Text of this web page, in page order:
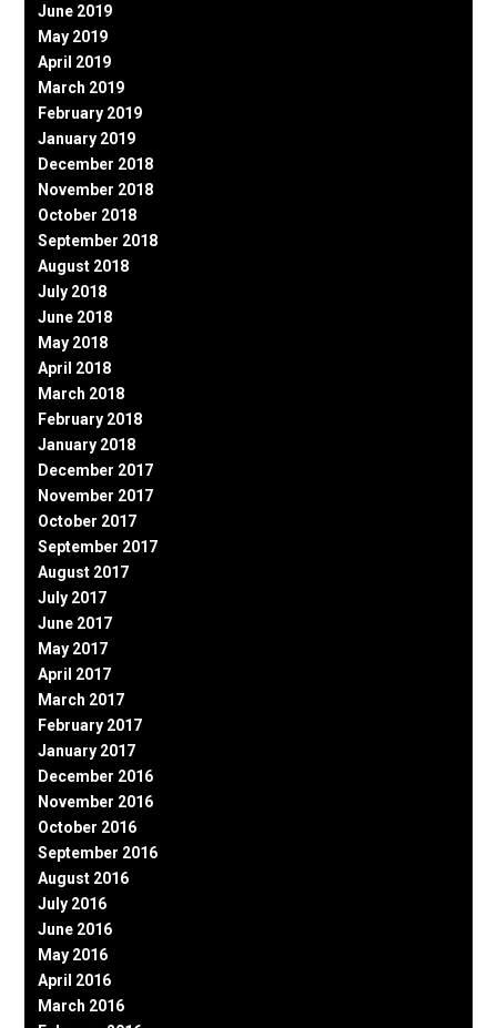
June 2019
May 2019
April 2019
March 2019
February 2019
January 2019
December 2018
November 2018
October 2018
September 2018
August 2018
July 2018
June 2018
May 2018
April 2018
March 2018
February 2018
January 2018
December 2017
November 2017
October 2017
September 2017
August 2017
July 2017
June 2017
May 2017
April 2017
March 2017
February 2017
January 2017
December 2016
November 2016
October 2016
September 2016
August 2016
July 2016
June 2016
May 2016
April 2016
March 2016